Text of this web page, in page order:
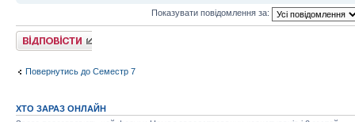
Показувати повідомлення за:
Відповісти
Повернутись до Семестр 7
ХТО ЗАРАЗ ОНЛАЙН